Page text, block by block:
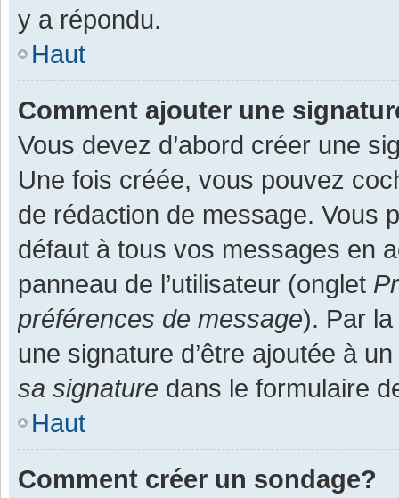
y a répondu.
Haut
Comment ajouter une
Vous devez d’abord créer une
Une fois créée, vous pouvez
de rédaction de message. Vous
défaut à tous vos messages en
panneau de l’utilisateur (onglet
préférences de message). Par
une signature d’être ajoutée à
sa signature dans le formulaire
Haut
Comment créer un sondage?